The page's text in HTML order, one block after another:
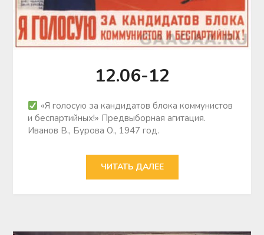
12.06-12
«Я голосую за кандидатов блока коммунистов
и беспартийных!» Предвыборная агитация.
Иванов В., Бурова О., 1947 год.
ЧИТАТЬ ДАЛЕЕ